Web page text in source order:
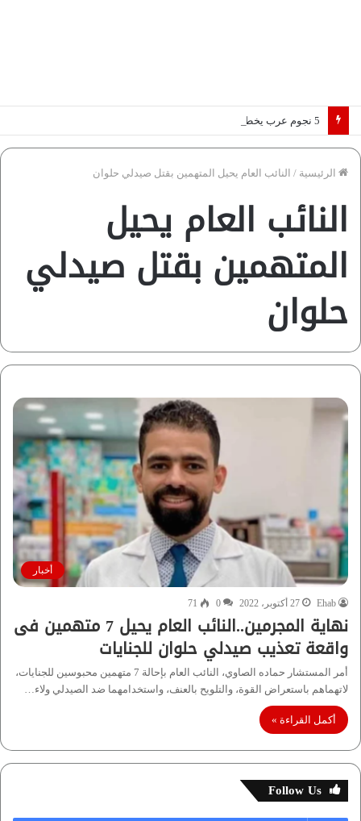
الرئيسية / النائب العام يحيل المتهمين بقتل صيدلي حلوان
النائب العام يحيل
المتهمين بقتل صيدلي
حلوان
أخبار
Ehab 27 أكتوبر، 2022 0
71
نهاية المجرمين..النائب العام يحيل 7 متهمين فى
واقعة تعذيب صيدلي حلوان للجنايات
أمر المستشار حماده الصاوي، النائب العام بإحالة 7 متهمين محبوسين للجنايات،
لاتهماهم باستعراض القوة، والتلويح بالعنف، واستخدامهما ضد الصيدلي ولاء…
أكمل القراءة »
Follow Us